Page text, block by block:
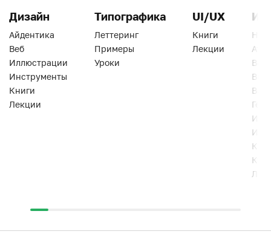
Дизайн
Айдентика
Веб
Иллюстрации
Инструменты
Книги
Лекции
Типографика
Леттеринг
Примеры
Уроки
UI/UX
Книги
Лекции
Веб